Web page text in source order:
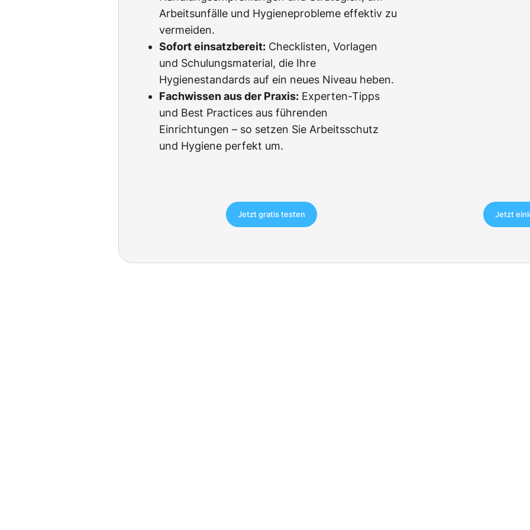
Arbeitsunfälle und Hygieneprobleme effektiv zu
vermeiden.
Sofort einsatzbereit: Checklisten, Vorlagen
und Schulungsmaterial, die Ihre
Hygienestandards auf ein neues Niveau heben.
Fachwissen aus der Praxis: Experten-Tipps
und Best Practices aus führenden
Einrichtungen – so setzen Sie Arbeitsschutz
und Hygiene perfekt um.
Jetzt gratis testen Jetzt